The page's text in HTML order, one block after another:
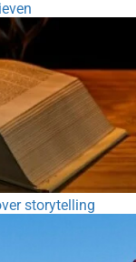
storytelling